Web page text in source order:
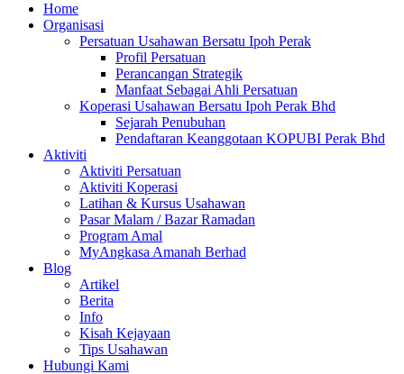
Home
Organisasi
Persatuan Usahawan Bersatu Ipoh Perak
Profil Persatuan
Perancangan Strategik
Manfaat Sebagai Ahli Persatuan
Koperasi Usahawan Bersatu Ipoh Perak Bhd
Sejarah Penubuhan
Pendaftaran Keanggotaan KOPUBI Perak Bhd
Aktiviti
Aktiviti Persatuan
Aktiviti Koperasi
Latihan & Kursus Usahawan
Pasar Malam / Bazar Ramadan
Program Amal
MyAngkasa Amanah Berhad
Blog
Artikel
Berita
Info
Kisah Kejayaan
Tips Usahawan
Hubungi Kami